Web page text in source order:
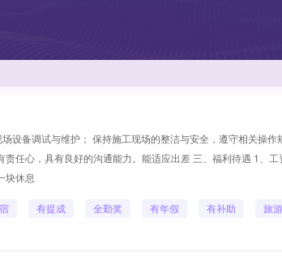
设备调试与维护； 保持施工现场的整洁与安全，遵守相关操
任心，具有良好的沟通能力。能适应出差 三、福利待遇 1、
块休息
有提成 全勤奖 有年假 有补助 旅游